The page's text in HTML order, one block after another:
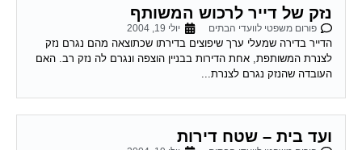
נזק של דייר לרכוש המשותף
פורום משפטי לוועדי הבתים יולי 19, 2004
הדייר בדירה שמעלי ערך שיפוצים בדירתו שכתוצאה מהם נגרם נזק
לצנרת המשותפת, אחת הדירות בבניין הוצפה ונגרם לה נזק רב. האם
העובדה שהנזק נגרם לצנרת...
ועד בית – שטח דירות